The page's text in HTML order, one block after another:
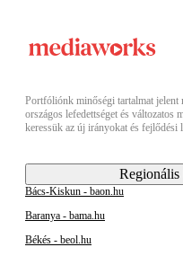
Portfóliónk minőségi tartalmat jelent
országos lefedettséget és változatos
keressük az új irányokat és fejlődési
Bács-Kiskun - baon.hu
Baranya - bama.hu
Békés - beol.hu